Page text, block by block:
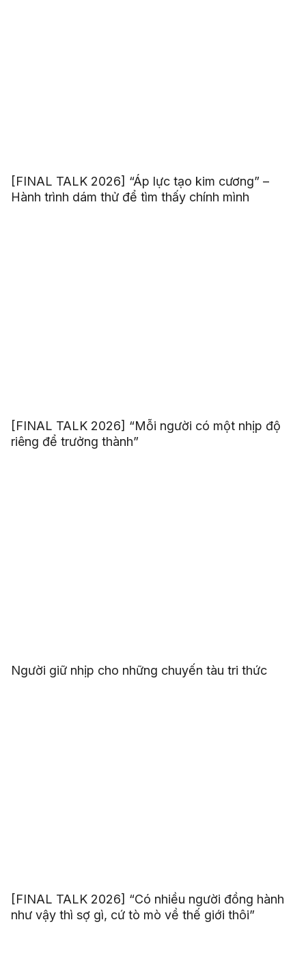
[FINAL TALK 2026] “Áp lực tạo kim cương” –
Hành trình dám thử để tìm thấy chính mình
[FINAL TALK 2026] “Mỗi người có một nhịp độ
riêng để trưởng thành”
Người giữ nhịp cho những chuyến tàu tri thức
[FINAL TALK 2026] “Có nhiều người đồng hành
như vậy thì sợ gì, cứ tò mò về thế giới thôi”